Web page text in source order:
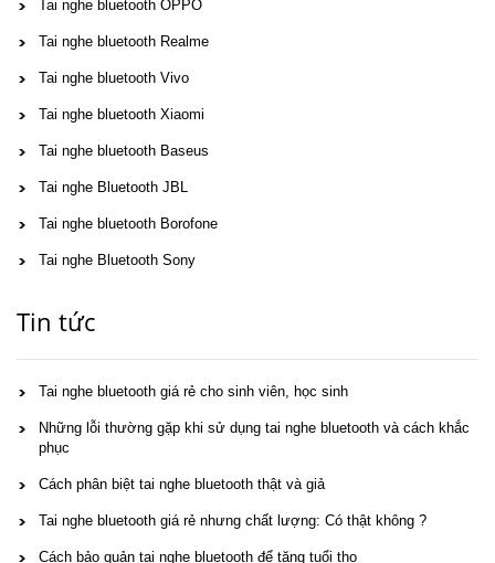
Tai nghe bluetooth OPPO
Tai nghe bluetooth Realme
Tai nghe bluetooth Vivo
Tai nghe bluetooth Xiaomi
Tai nghe bluetooth Baseus
Tai nghe Bluetooth JBL
Tai nghe bluetooth Borofone
Tai nghe Bluetooth Sony
Tin tức
Tai nghe bluetooth giá rẻ cho sinh viên, học sinh
Những lỗi thường gặp khi sử dụng tai nghe bluetooth và cách khắc
phục
Cách phân biệt tai nghe bluetooth thật và giả
Tai nghe bluetooth giá rẻ nhưng chất lượng: Có thật không ?
Cách bảo quản tai nghe bluetooth để tăng tuổi thọ